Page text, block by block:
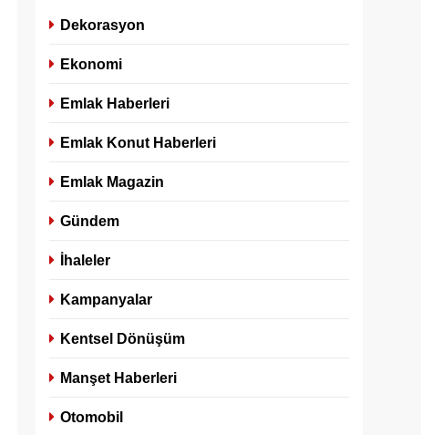
Dekorasyon
Ekonomi
Emlak Haberleri
Emlak Konut Haberleri
Emlak Magazin
Gündem
İhaleler
Kampanyalar
Kentsel Dönüşüm
Manşet Haberleri
Otomobil